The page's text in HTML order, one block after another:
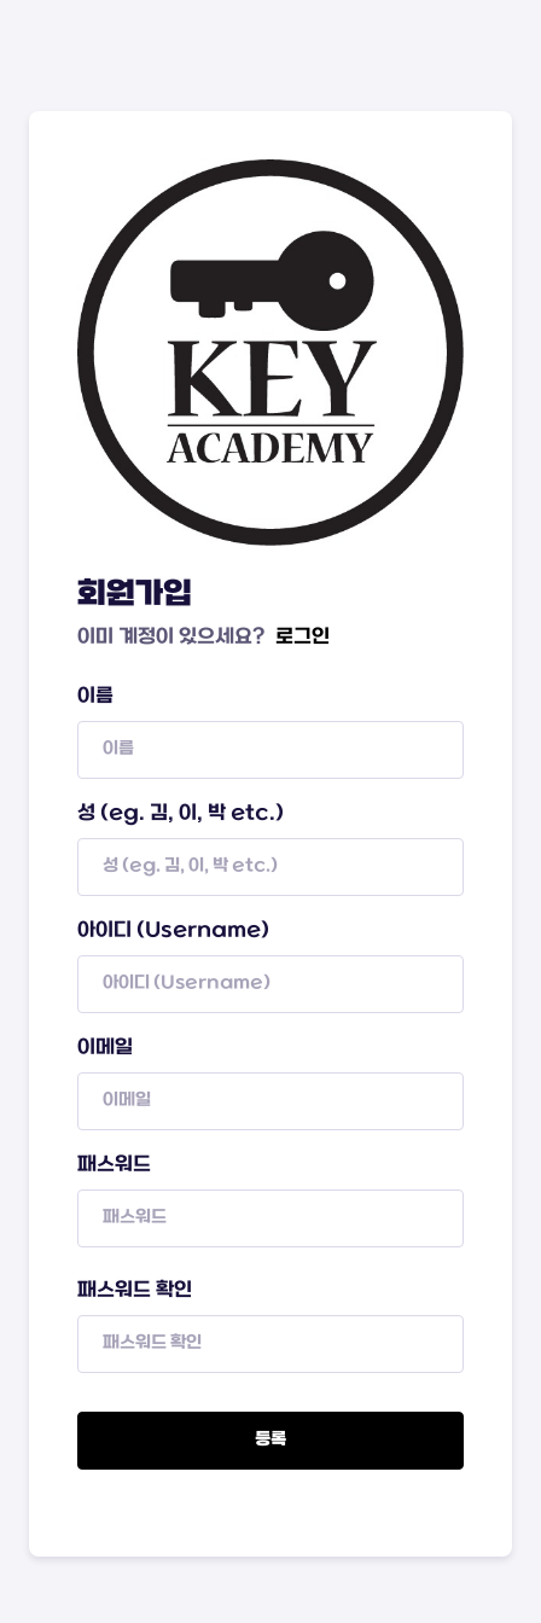
회원가입
이미 계정이 있으세요? 로그인
이름
성 (eg. 김, 이, 박 etc.)
아이디 (Username)
이메일
패스워드
패스워드 확인
등록